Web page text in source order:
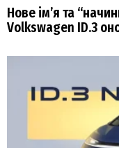
Нове ім’я та
Volkswagen ID.3